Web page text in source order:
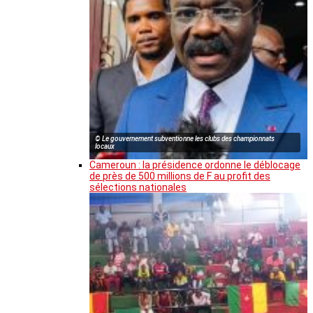
© Le gouvernement subventionne les clubs des championnats
locaux
Cameroun : la présidence ordonne le déblocage
de près de 500 millions de F au profit des
sélections nationales